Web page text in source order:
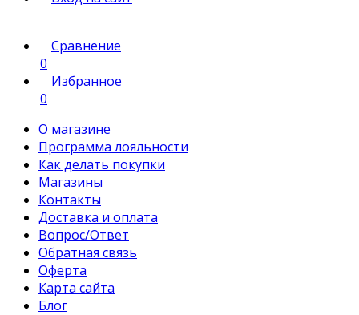
Сравнение
0
Избранное
0
О магазине
Программа лояльности
Как делать покупки
Магазины
Контакты
Доставка и оплата
Вопрос/Ответ
Обратная связь
Оферта
Карта сайта
Блог